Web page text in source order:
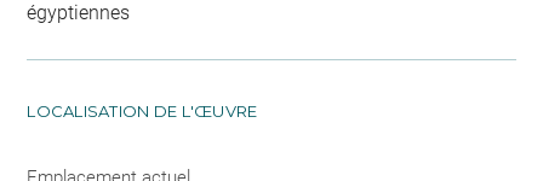
égyptiennes
LOCALISATION DE L'ŒUVRE